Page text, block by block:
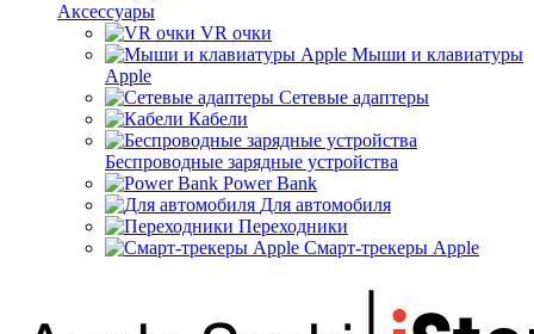
Аксессуары
VR очки
Мыши и клавиатуры
Apple
Сетевые адаптеры
Кабели
Беспроводные зарядные устройства
Power Bank
Для автомобиля
Переходники
Смарт-трекеры Apple